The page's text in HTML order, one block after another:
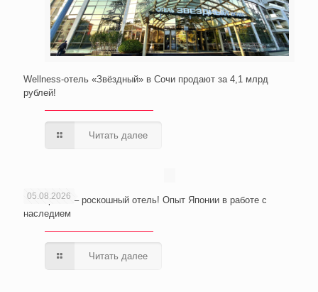
Wellness-отель «Звёздный» в Сочи продают за 4,1 млрд
рублей!
Читать далее
05.08.2026
Из тюрьмы – роскошный отель! Опыт Японии в работе с
наследием
Читать далее